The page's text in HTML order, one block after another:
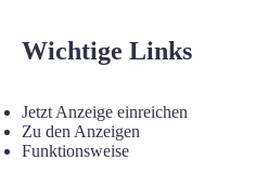
Wichtige Links
Jetzt Anzeige einreichen
Zu den Anzeigen
Funktionsweise